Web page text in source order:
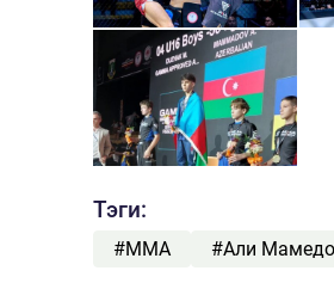
Тэги:
#ММА #Али